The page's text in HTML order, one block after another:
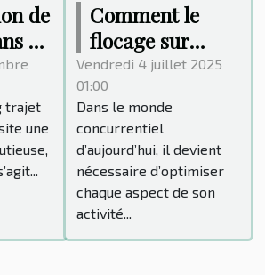
de
un
trajet
une
Comment le
flocage sur
mesure
transforme-t-il
votre
camionnette en
outil marketing
?
Vendredi 4 juillet 2025
01:00
Dans le monde
concurrentiel
d’aujourd’hui, il devient
nécessaire d’optimiser
chaque aspect de son
activité...